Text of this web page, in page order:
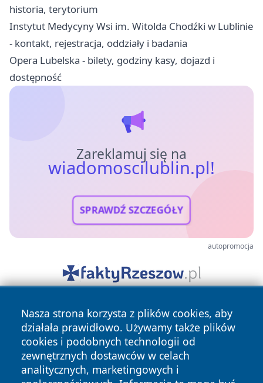
historia, terytorium
Instytut Medycyny Wsi im. Witolda Chodźki w Lublinie
- kontakt, rejestracja, oddziały i badania
Opera Lubelska - bilety, godziny kasy, dojazd i
dostępność
Zareklamuj się na
wiadomoscilublin.pl!
SPRAWDŹ SZCZEGÓŁY
autopromocja
Nasza strona korzysta z plików cookies, aby
działała prawidłowo. Używamy także plików
cookies i podobnych technologii od
zewnętrznych dostawców w celach
analitycznych, marketingowych i
Copyright © 2026 wiadomoscilublin.pl Wszystkie prawa